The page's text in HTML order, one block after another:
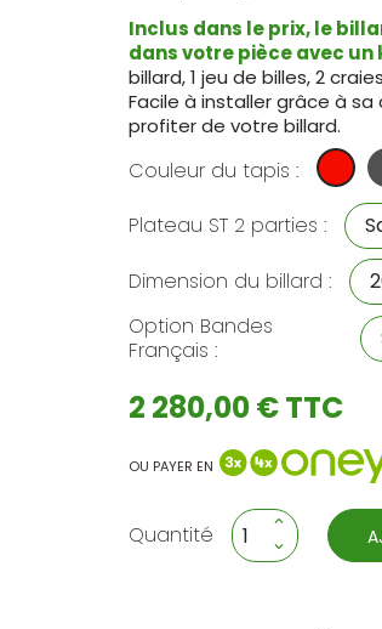
Inclus dans le prix, le
dans votre pièce avec
billard, 1 jeu de billes, 2
Facile à installer grâce à sa
profiter de votre billard.
Couleur du tapis : Rouge
Plateau ST 2 parties :
Dimension du billard :
Option Bandes
Français :
2 280,00 € TTC
OU PAYER EN
Quantité